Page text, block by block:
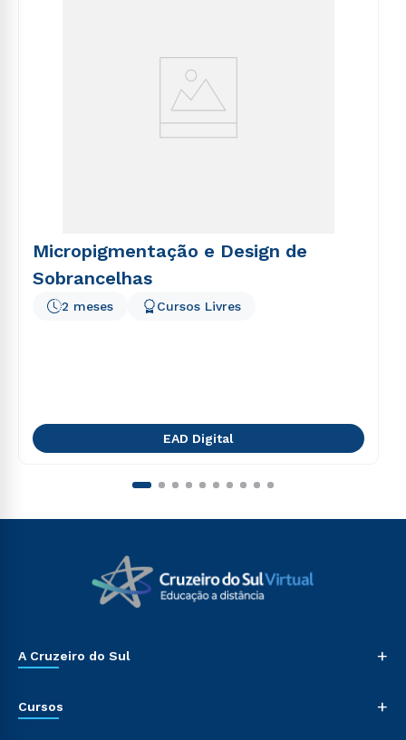
Micropigmentação e Design de
Sobrancelhas
2 meses Cursos Livres
EAD Digital
A Cruzeiro do Sul +
Cursos +